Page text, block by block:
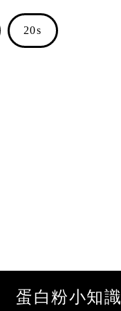
20s
蛋白粉小知識